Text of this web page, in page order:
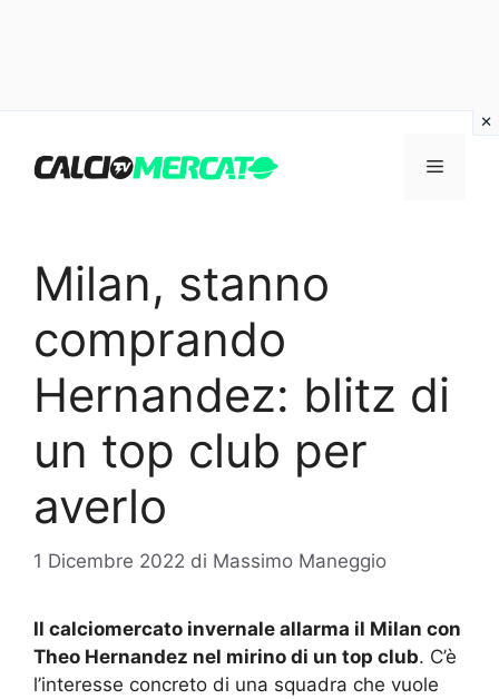
contenuto
Menu
Milan, stanno
comprando
Hernandez: blitz di
un top club per
averlo
1 Dicembre 2022 di Massimo Maneggio
Il calciomercato invernale allarma il Milan con
Theo Hernandez nel mirino di un top club. C’è
l’interesse concreto di una squadra che vuole